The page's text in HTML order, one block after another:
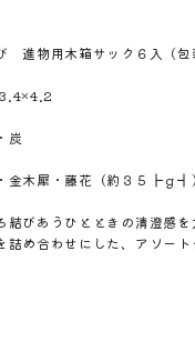
進物用木箱サック６入（包
炭
金木犀・藤花（約３５┣ｇ┫
結びあうひとときの清澄感
詰め合わせにした、アソート